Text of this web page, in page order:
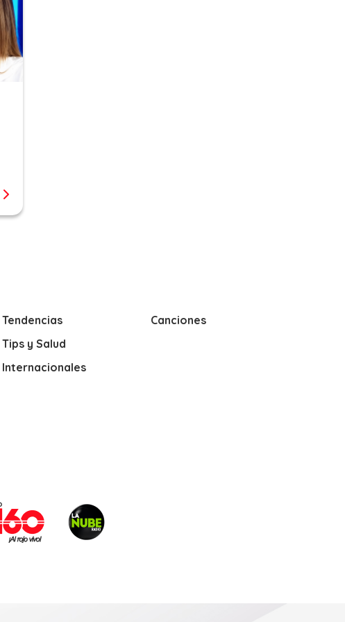
Tendencias
Tips y Salud
Internacionales
Canciones